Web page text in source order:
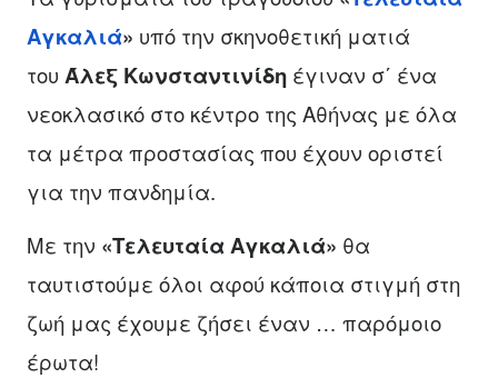
Αγκαλιά» υπό την σκηνοθετική ματιά
του Άλεξ Κωνσταντινίδη έγιναν σ΄ ένα
νεοκλασικό στο κέντρο της Αθήνας με όλα
τα μέτρα προστασίας που έχουν οριστεί
για την πανδημία.
Με την «Τελευταία Αγκαλιά» θα
ταυτιστούμε όλοι αφού κάποια στιγμή στη
ζωή μας έχουμε ζήσει έναν … παρόμοιο
έρωτα!